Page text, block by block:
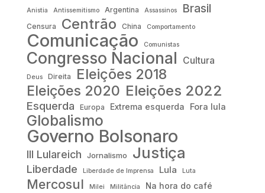
Anistia Antissemitismo Argentina Assassinos Brasil
Censura Centrão China Comportamento
Comunicação Comunistas
Congresso Nacional Cultura
Deus Direita Eleições 2018
Eleições 2020 Eleições 2022
Esquerda Europa Extrema esquerda Fora lula
Globalismo
Governo Bolsonaro
III Lulareich Jornalismo Justiça
Liberdade Liberdade de Imprensa Lula Luta
Mercosul Milei Militância Na hora do café